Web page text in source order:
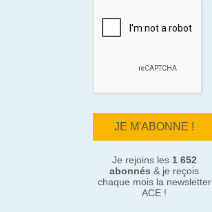
Je rejoins les 1 652
abonnés & je reçois
chaque mois la newsletter
ACE !